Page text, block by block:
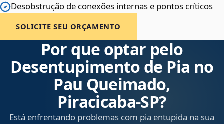
Desobstrução de conexões internas e pontos críticos
SOLICITE SEU ORÇAMENTO
Por que optar pelo
Desentupimento de Pia no
Pau Queimado,
Piracicaba‑SP?
Está enfrentando problemas com pia entupida na sua